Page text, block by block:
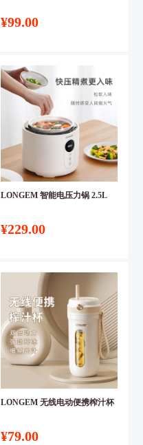
¥99.00
LONGEM 智能电压力锅 2.5L
¥229.00
LONGEM 无线电动便携榨汁杯
¥79.00